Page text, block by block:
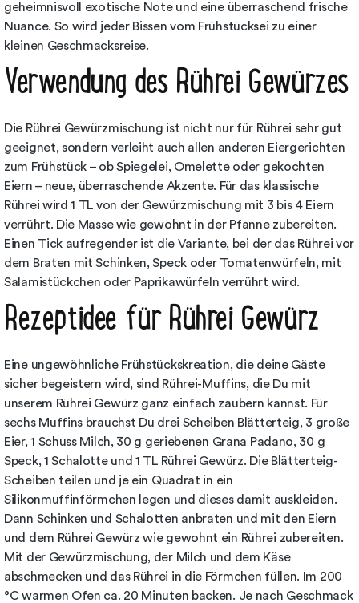
geheimnisvoll exotische Note und eine überraschend frische
Nuance. So wird jeder Bissen vom Frühstücksei zu einer
kleinen Geschmacksreise.
Verwendung des Rührei Gewürzes
Die Rührei Gewürzmischung ist nicht nur für Rührei sehr gut
geeignet, sondern verleiht auch allen anderen Eiergerichten
zum Frühstück – ob Spiegelei, Omelette oder gekochten
Eiern – neue, überraschende Akzente. Für das klassische
Rührei wird 1 TL von der Gewürzmischung mit 3 bis 4 Eiern
verrührt. Die Masse wie gewohnt in der Pfanne zubereiten.
Einen Tick aufregender ist die Variante, bei der das Rührei vor
dem Braten mit Schinken, Speck oder Tomatenwürfeln, mit
Salamistückchen oder Paprikawürfeln verrührt wird.
Rezeptidee für Rührei Gewürz
Eine ungewöhnliche Frühstückskreation, die deine Gäste
sicher begeistern wird, sind Rührei-Muffins, die Du mit
unserem Rührei Gewürz ganz einfach zaubern kannst. Für
sechs Muffins brauchst Du drei Scheiben Blätterteig, 3 große
Eier, 1 Schuss Milch, 30 g geriebenen Grana Padano, 30 g
Speck, 1 Schalotte und 1 TL Rührei Gewürz. Die Blätterteig-
Scheiben teilen und je ein Quadrat in ein
Silikonmuffinförmchen legen und dieses damit auskleiden.
Dann Schinken und Schalotten anbraten und mit den Eiern
und dem Rührei Gewürz wie gewohnt ein Rührei zubereiten.
Mit der Gewürzmischung, der Milch und dem Käse
abschmecken und das Rührei in die Förmchen füllen. Im 200
°C warmen Ofen ca. 20 Minuten backen. Je nach Geschmack